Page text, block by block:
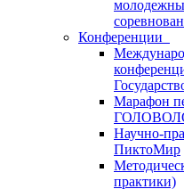
Конференции
Марафон
Научно-
ПиктоМир
практики)